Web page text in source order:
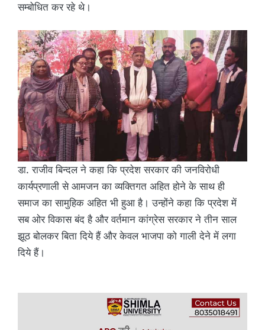
सम्बोधित कर रहे थे।
डा. राजीव बिन्दल ने कहा कि प्रदेश सरकार की जनविरोधी
कार्यप्रणाली से आमजन का व्यक्तिगत अहित होने के साथ ही
समाज का सामुहिक अहित भी हुआ है। उन्होंने कहा कि प्रदेश में
सब ओर विकास बंद है और वर्तमान कांग्रेस सरकार ने तीन साल
झूठ बोलकर बिता दिये हैं और केवल भाजपा को गाली देने में लगा
दिये हैं।